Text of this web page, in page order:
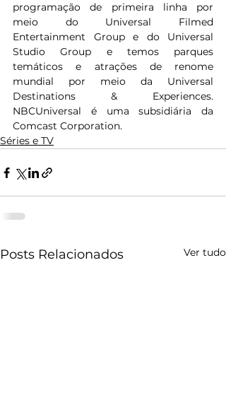
programação de primeira linha por
meio do Universal Filmed
Entertainment Group e do Universal
Studio Group e temos parques
temáticos e atrações de renome
mundial por meio da Universal
Destinations & Experiences.
NBCUniversal é uma subsidiária da
Comcast Corporation.
Séries e TV
Posts Relacionados Ver tudo